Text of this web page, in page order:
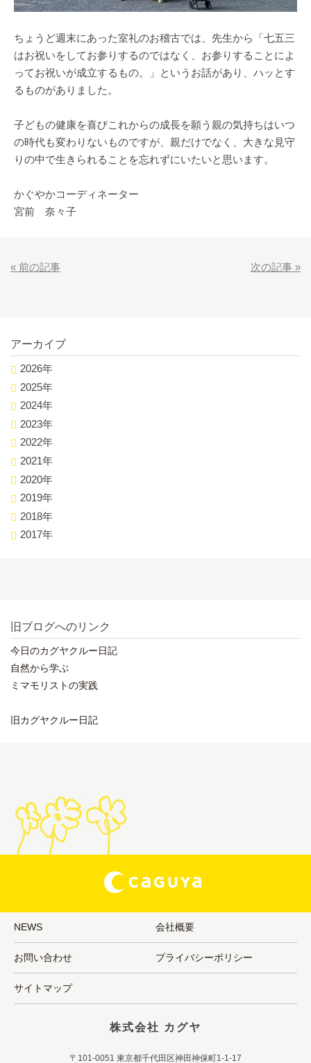
ちょうど週末にあった室礼のお稽古では、先生から「七五三
はお祝いをしてお参りするのではなく、お参りすることによ
ってお祝いが成立するもの。」というお話があり、ハッとす
るものがありました。
子どもの健康を喜びこれからの成長を願う親の気持ちはいつ
の時代も変わりないものですが、親だけでなく、大きな見守
りの中で生きられることを忘れずにいたいと思います。
かぐやかコーディネーター
宮前 奈々子
« 前の記事 次の記事 »
アーカイブ
2026年
2025年
2024年
2023年
2022年
2021年
2020年
2019年
2018年
2017年
旧ブログへのリンク
今日のカグヤクルー日記
自然から学ぶ
ミマモリストの実践
旧カグヤクルー日記
NEWS 会社概要
お問い合わせ プライバシーポリシー
サイトマップ
株式会社 カグヤ
〒101-0051 東京都千代田区神田神保町1-1-17